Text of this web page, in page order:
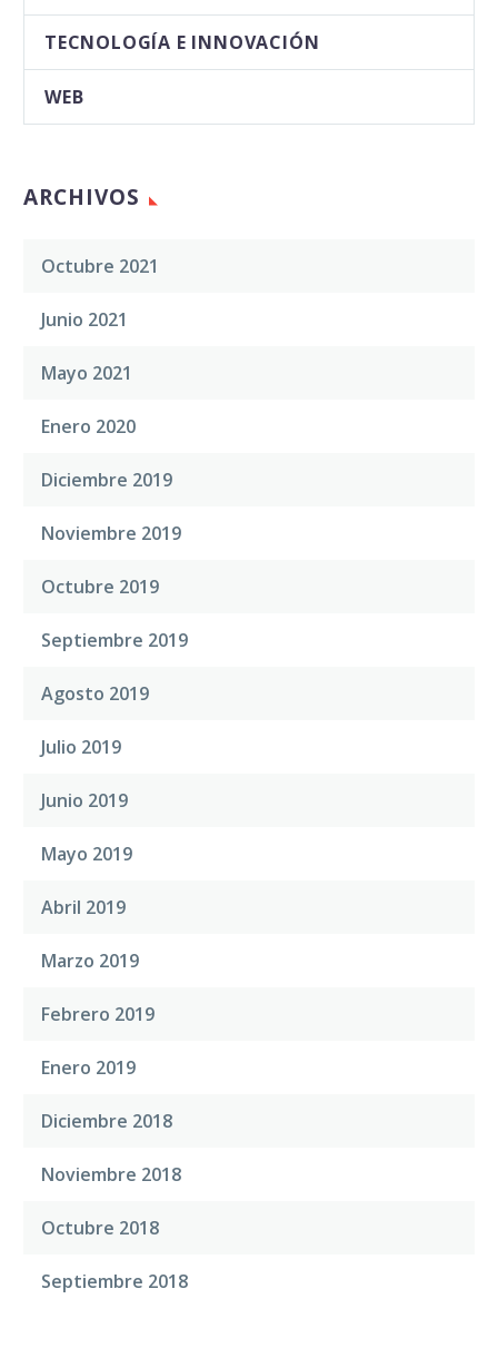
TECNOLOGÍA E INNOVACIÓN
WEB
ARCHIVOS
Octubre 2021
Junio 2021
Mayo 2021
Enero 2020
Diciembre 2019
Noviembre 2019
Octubre 2019
Septiembre 2019
Agosto 2019
Julio 2019
Junio 2019
Mayo 2019
Abril 2019
Marzo 2019
Febrero 2019
Enero 2019
Diciembre 2018
Noviembre 2018
Octubre 2018
Septiembre 2018